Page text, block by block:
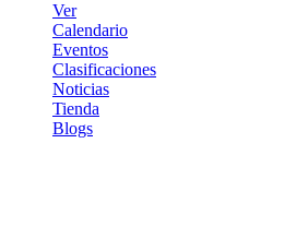
Ver
Calendario
Eventos
Clasificaciones
Noticias
Tienda
Blogs